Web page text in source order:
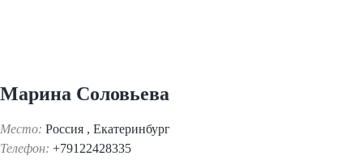
Марина Соловьева
Место: Россия , Екатеринбург
Телефон: +79122428335